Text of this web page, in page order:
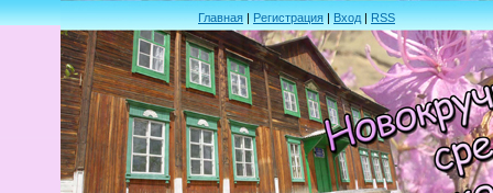
Главная|Регистрация|Вход|RSS